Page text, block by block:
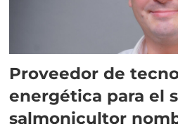
Proveedor de
energética para el
salmonicultor